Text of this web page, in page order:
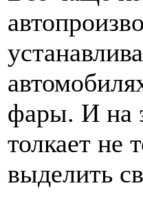
фары. И на
толкает не
выделить